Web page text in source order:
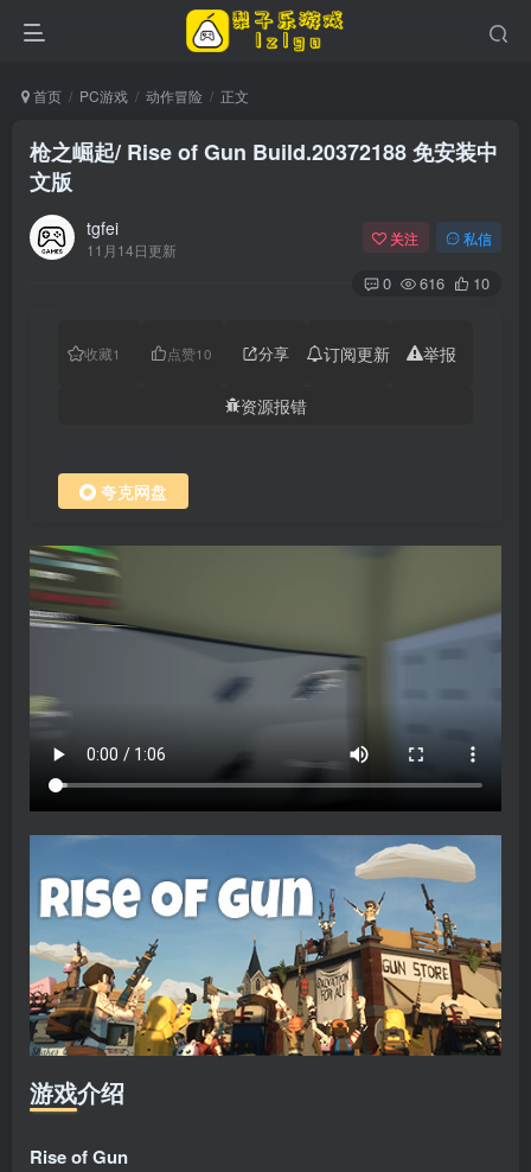
首页 PC游戏 动作冒险 正文
枪之崛起/ Rise of Gun Build.20372188 免安装中
文版
tgfei
11月14日更新
关注 私信
0 616 10
收藏1 点赞10 分享 订阅更新 举报
资源报错
夸克网盘
游戏介绍
Rise of Gun